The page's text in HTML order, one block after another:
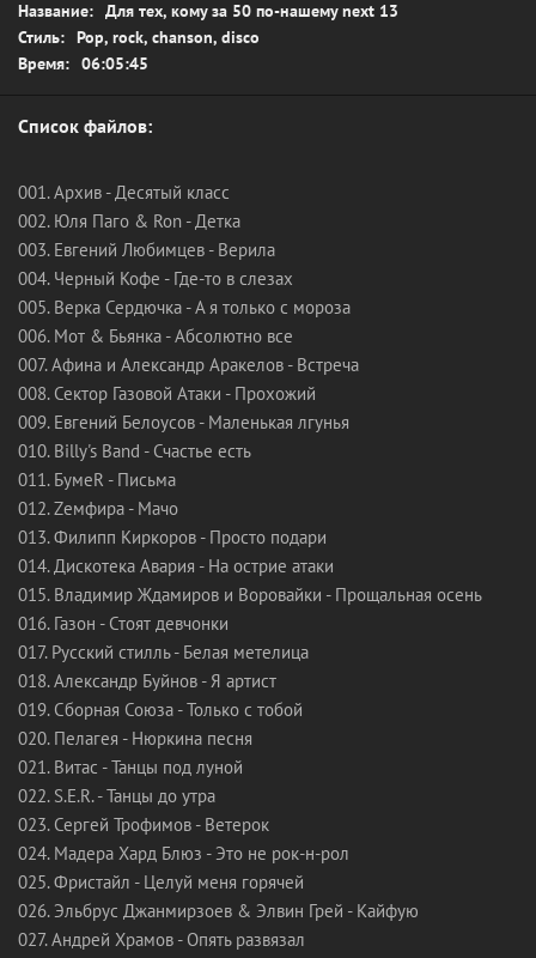
Название: Для тех, кому за 50 по-нашему next 13
Стиль: Pop, rock, chanson, disco
Время: 06:05:45
Список файлов:
001. Архив - Десятый класс
002. Юля Паго & Ron - Детка
003. Евгений Любимцев - Верила
004. Черный Кофе - Где-то в слезах
005. Верка Сердючка - А я только с мороза
006. Мот & Бьянка - Абсолютно все
007. Афина и Александр Аракелов - Встреча
008. Сектор Газовой Атаки - Прохожий
009. Евгений Белоусов - Маленькая лгунья
010. Billy's Band - Счастье есть
011. БумеR - Письма
012. Zемфира - Мачо
013. Филипп Киркоров - Просто подари
014. Дискотека Авария - На острие атаки
015. Владимир Ждамиров и Воровайки - Прощальная осень
016. Газон - Стоят девчонки
017. Русский стилль - Белая метелица
018. Александр Буйнов - Я артист
019. Сборная Союза - Только с тобой
020. Пелагея - Нюркина песня
021. Витас - Танцы под луной
022. S.E.R. - Танцы до утра
023. Сергей Трофимов - Ветерок
024. Мадера Хард Блюз - Это не рок-н-рол
025. Фристайл - Целуй меня горячей
026. Эльбрус Джанмирзоев & Элвин Грей - Кайфую
027. Андрей Храмов - Опять развязал